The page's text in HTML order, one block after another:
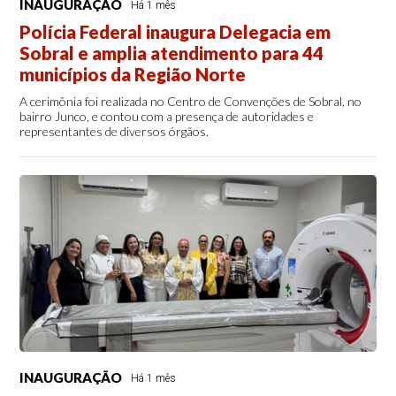
INAUGURAÇÃO Há 1 mês
Polícia Federal inaugura Delegacia em
Sobral e amplia atendimento para 44
municípios da Região Norte
A cerimônia foi realizada no Centro de Convenções de Sobral, no
bairro Junco, e contou com a presença de autoridades e
representantes de diversos órgãos.
INAUGURAÇÃO Há 1 mês